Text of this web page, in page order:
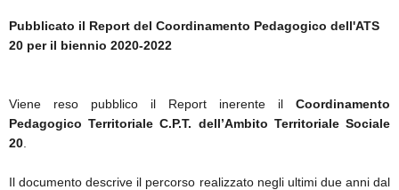
Pubblicato il Report del Coordinamento Pedagogico dell'ATS
20 per il biennio 2020-2022
Viene reso pubblico il Report inerente il Coordinamento
Pedagogico Territoriale C.P.T. dell’Ambito Territoriale Sociale
20
Il documento descrive il percorso realizzato negli ultimi due anni dal